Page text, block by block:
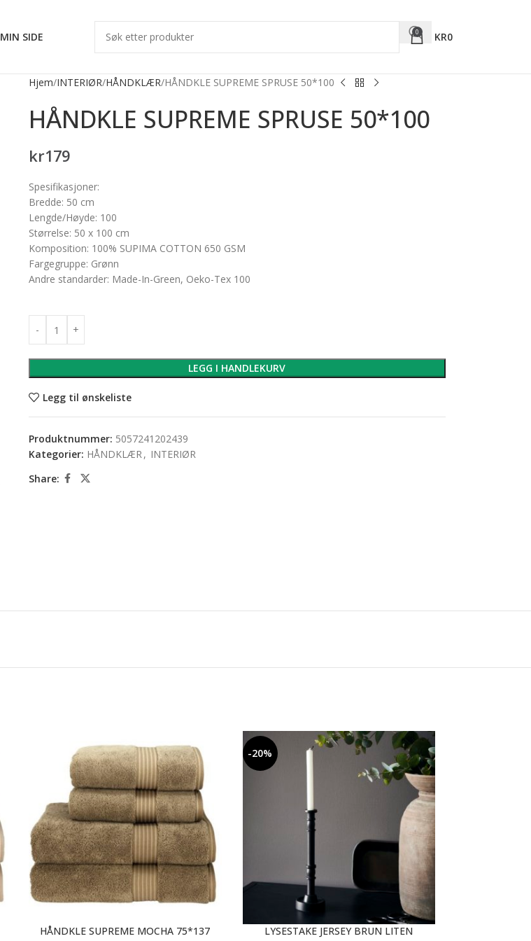
MIN SIDE 0 KR0
Hjem INTERIØR HÅNDKLÆR HÅNDKLE SUPREME SPRUSE 50*100
HÅNDKLE SUPREME SPRUSE 50*100
kr179
Spesifikasjoner:
Bredde: 50 cm
Lengde/Høyde: 100
Størrelse: 50 x 100 cm
Komposition: 100% SUPIMA COTTON 650 GSM
Fargegruppe: Grønn
Andre standarder: Made-In-Green, Oeko-Tex 100
LEGG I HANDLEKURV
Legg til ønskeliste
Produktnummer: 5057241202439
Kategorier: HÅNDKLÆR, INTERIØR
Share:
HÅNDKLE SUPREME MOCHA 75*137
-20%
LYSESTAKE JERSEY BRUN LITEN